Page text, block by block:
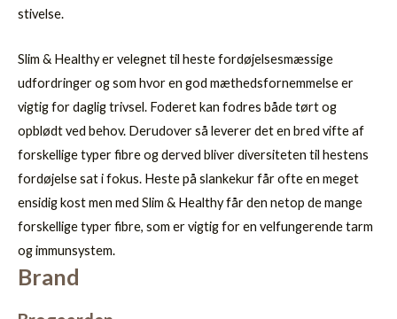
stivelse.
Slim & Healthy er velegnet til heste fordøjelsesmæssige
udfordringer og som hvor en god mæthedsfornemmelse er
vigtig for daglig trivsel. Foderet kan fodres både tørt og
opblødt ved behov. Derudover så leverer det en bred vifte af
forskellige typer fibre og derved bliver diversiteten til hestens
fordøjelse sat i fokus. Heste på slankekur får ofte en meget
ensidig kost men med Slim & Healthy får den netop de mange
forskellige typer fibre, som er vigtig for en velfungerende tarm
og immunsystem.
Brand